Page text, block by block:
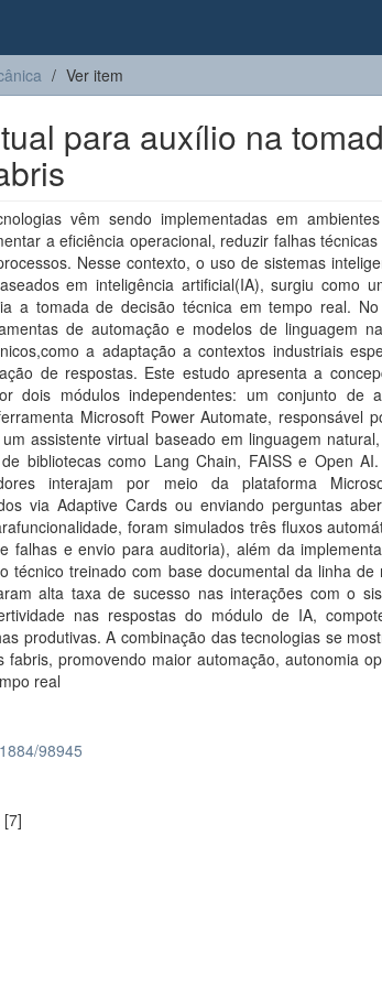
Ver item
para auxílio na
vêm sendo implementadas em
a eficiência operacional, reduzir falhas
Nesse contexto, o uso de sistemas
em inteligência artificial(IA), surgiu como
a tomada de decisão técnica em tempo real.
de automação e modelos de linguagem
a adaptação a contextos industriais
de respostas. Este estudo apresenta a
dois módulos independentes: um conjunto de
Microsoft Power Automate, responsável
assistente virtual baseado em linguagem
bibliotecas como Lang Chain, FAISS e Open
interajam por meio da plataforma
via Adaptive Cards ou enviando perguntas
foram simulados três fluxos
falhas e envio para auditoria), além da
técnico treinado com base documental da linha de
alta taxa de sucesso nas interações com o
nas respostas do módulo de IA,
produtivas. A combinação das tecnologias se
fabris, promovendo maior automação, autonomia
real
98945
[7]